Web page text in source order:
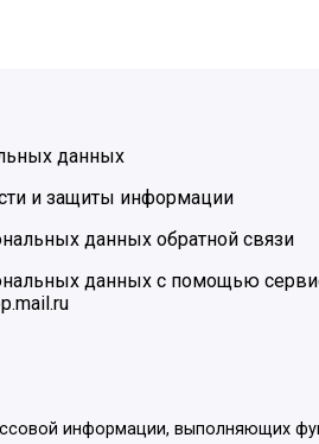
данных
и защиты информации
данных обратной связи
данных с помощью
информации, выполняющих